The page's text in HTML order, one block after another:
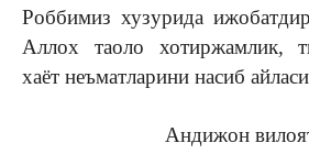
Роббимиз хузурида
Аллох таоло хотиржамлик,
хаёт неъматларини насиб
Андижон